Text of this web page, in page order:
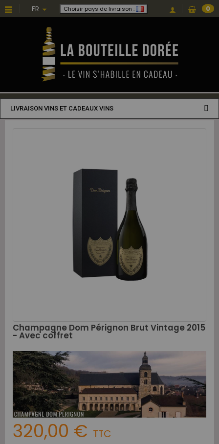
FR Choisir pays de livraison : 0
LIVRAISON VINS ET CADEAUX VINS
Champagne Dom Pérignon Brut Vintage 2015
- Avec coffret
320,00 € TTC